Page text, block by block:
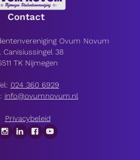
Contact
Ovum Novum
Canisiussingel 38
TK Nijmegen
024 360 6929
info@ovumnovum.nl
Privacybeleid